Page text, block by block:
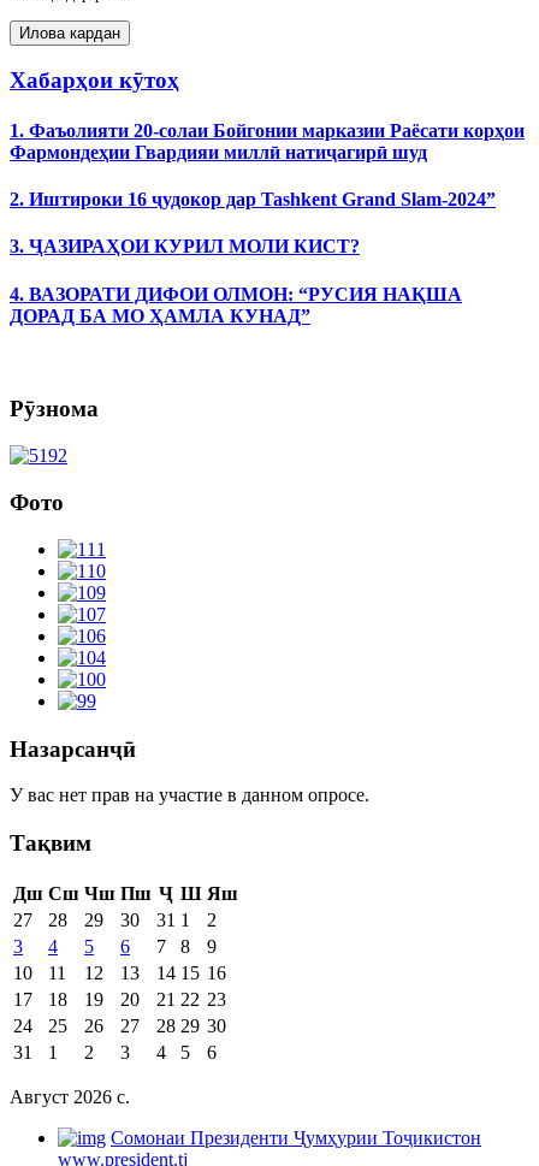
Хабарҳои кӯтоҳ
1. Фаъолияти 20-солаи Бойгонии марказии Раёсати корҳои
Фармондеҳии Гвардияи миллӣ натиҷагирӣ шуд
2. Иштироки 16 ҷудокор дар Tashkent Grand Slam-2024”
3. ҶАЗИРАҲОИ КУРИЛ МОЛИ КИСТ?
4. ВАЗОРАТИ ДИФОИ ОЛМОН: “РУСИЯ НАҚША
ДОРАД БА МО ҲАМЛА КУНАД”
Рӯзнома
Фото
Назарсанҷӣ
У вас нет прав на участие в данном опросе.
Тақвим
Дш Сш Чш Пш Ҷ Ш Яш
27
28 29 30 31 1
2
3
4 5 6 7 8
9
10
11 12 13 14 15 16
17
18 19 20 21 22 23
24
25 26 27 28 29 30
31
1 2 3 4 5 6
Август 2026 c.
Cомонаи Президенти Ҷумҳурии Тоҷикистон
www.president.tj